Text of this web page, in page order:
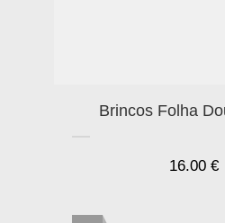
Brincos Folha
16.00 €